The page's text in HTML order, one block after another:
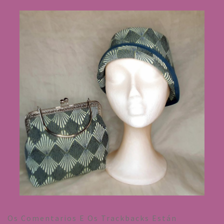
Os Comentarios E Os Trackbacks Están